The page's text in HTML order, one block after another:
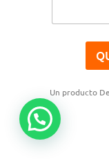
Un producto